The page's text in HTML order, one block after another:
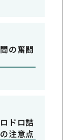
の奮闘
ドロ詰
注意点